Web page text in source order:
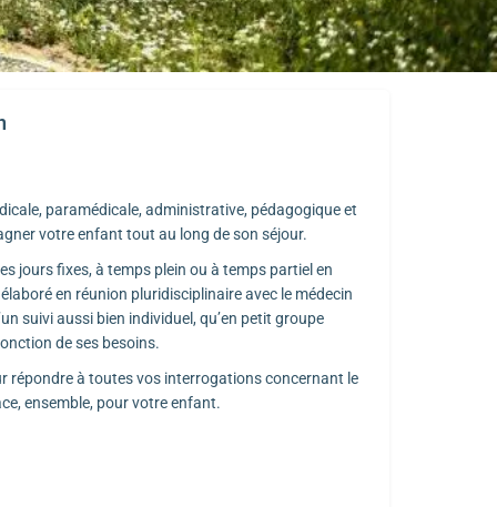
; sensorielles et motrices ; complétées
sur la vie de l’enfant.
paramédicale, administrative, pédagogique et
votre enfant tout au long de son séjour.
jours fixes, à temps plein ou à temps partiel en
en réunion pluridisciplinaire avec le médecin
suivi aussi bien individuel, qu’en petit groupe
de ses besoins.
répondre à toutes vos interrogations concernant le
ensemble, pour votre enfant.